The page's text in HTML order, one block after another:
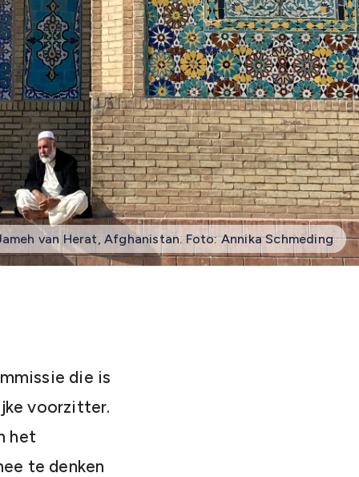
van Herat, Afghanistan. Foto: Annika Schmeding
die is
voorzitter.
het
te denken